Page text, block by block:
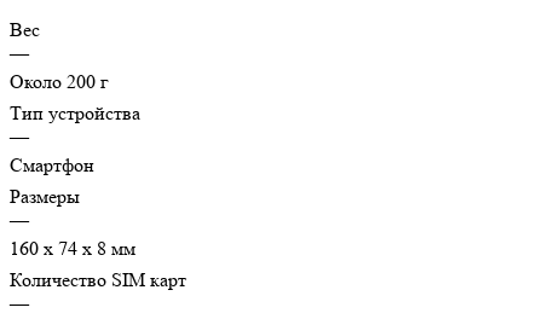
Вес
—
Около 200 г
Тип устройства
—
Смартфон
Размеры
—
160 x 74 x 8 мм
Количество SIM карт
—